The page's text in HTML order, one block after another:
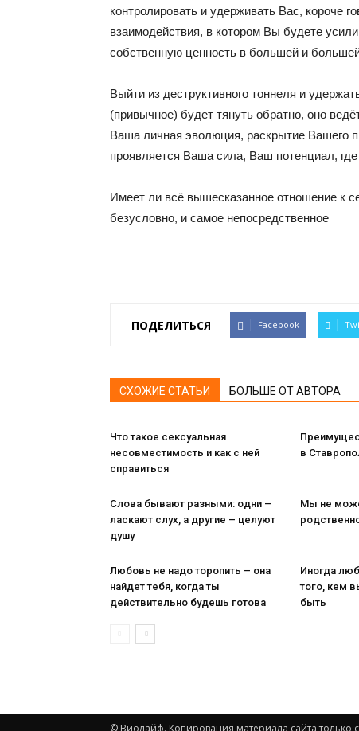
контролировать и удерживать Вас, короче
взаимодействия, в котором Вы будете
собственную ценность в большей и
Выйти из деструктивного тоннеля и
(привычное) будет тянуть обратно, оно
Ваша личная эволюция, раскрытие Вашего
проявляется Ваша сила, Ваш потенциал,
Имеет ли всё вышесказанное отношение к
безусловно, и самое непосредственное
ПОДЕЛИТЬСЯ Facebook
СХОЖИЕ СТАТЬИ БОЛЬШЕ ОТ АВТОРА
Что такое сексуальная
несовместимость и как с ней
справиться
в
Слова бывают разными: одни –
ласкают слух, а другие – целуют
душу
Мы не
Любовь не надо торопить – она
найдет тебя, когда ты
действительно будешь готова
Иногда
того, кем
быть
© Виолайф. Копирования материала сайта только